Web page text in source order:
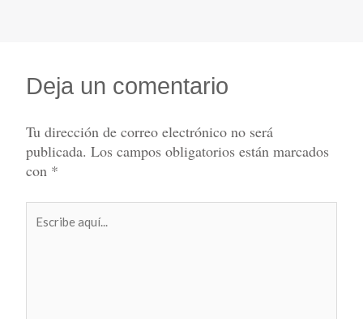
Deja un comentario
Tu dirección de correo electrónico no será
publicada. Los campos obligatorios están marcados
con *
aquí...